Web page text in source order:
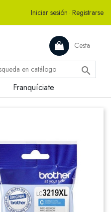
Iniciar sesión · Registrarse
Cesta

Franquíciate